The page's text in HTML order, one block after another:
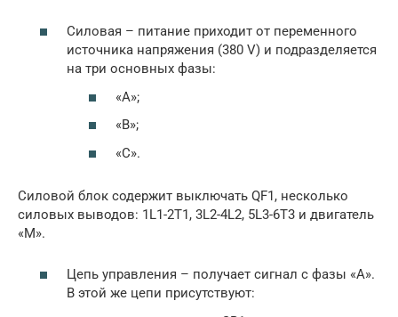
Силовая – питание приходит от переменного
источника напряжения (380 V) и подразделяется
на три основных фазы:
«А»;
«В»;
«С».
Силовой блок содержит выключать QF1, несколько
силовых выводов: 1L1-2T1, 3L2-4L2, 5L3-6T3 и двигатель
«М».
Цепь управления – получает сигнал с фазы «А».
В этой же цепи присутствуют: